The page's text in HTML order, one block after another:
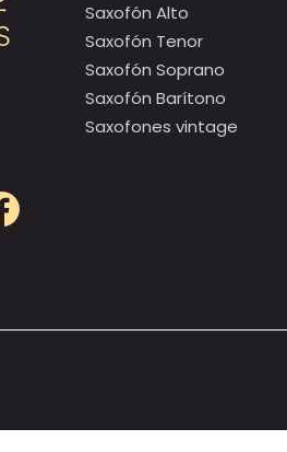
Saxofón Alto
Saxofón Tenor
Saxofón Soprano
Saxofón Barítono
Saxofones vintage